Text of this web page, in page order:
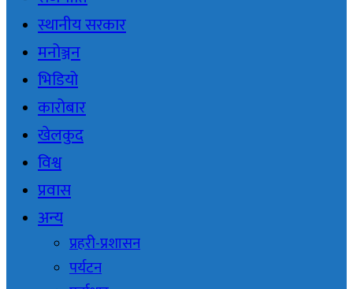
स्थानीय सरकार
मनोञ्जन
भिडियो
कारोबार
खेलकुद
विश्व
प्रवास
अन्य
प्रहरी-प्रशासन
पर्यटन